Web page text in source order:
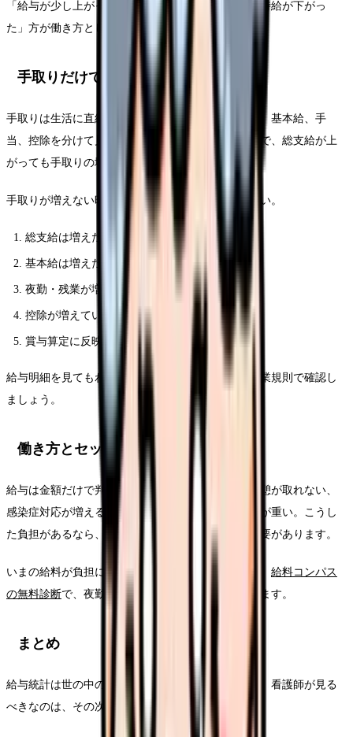
「給与が少し上がった」より、「残業が増えて実質時給が下がっ
た」方が働き方としては問題です。
手取りだけで判断しない
手取りは生活に直結しますが、給与比較では総支給、基本給、手
当、控除を分けて見ます。社会保険料や税金の変化で、総支給が上
がっても手取りの増加が小さいことがあります。
手取りが増えない時は、次の順番で確認してください。
総支給は増えたか
基本給は増えたか
夜勤・残業が増えただけではないか
控除が増えていないか
賞与算定に反映されるか
給与明細を見てもわからない場合は、給与担当や就業規則で確認し
ましょう。
働き方とセットで見る
給与は金額だけで判断できません。夜勤が多い、休憩が取れない、
感染症対応が増える、訪問件数が多い、オンコールが重い。こうし
た負担があるなら、給料は働き方とセットで見る必要があります。
いまの給料が負担に見合っているか知りたい場合は、 給料コンパス
の無料診断で、夜勤、残業、手当を分けて整理できます。
まとめ
給与統計は世の中の賃金動向を見るための入口です。看護師が見る
べきなのは、その次に自分の給与明細です。